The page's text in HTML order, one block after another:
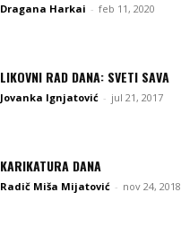
Dragana Harkai - feb 11, 2020
LIKOVNI RAD DANA: SVETI SAVA
Jovanka Ignjatović - jul 21, 2017
KARIKATURA DANA
Radič Miša Mijatović - nov 24, 2018